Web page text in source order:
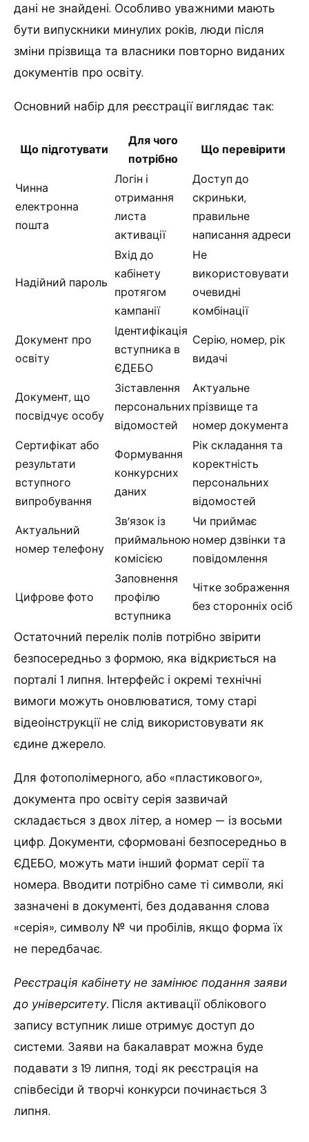
дані не знайдені. Особливо уважними мають
бути випускники минулих років, люди після
зміни прізвища та власники повторно виданих
документів про освіту.
Основний набір для реєстрації виглядає так:
Що підготувати
Для чого
потрібно
Що перевірити
Чинна
електронна
пошта
Логін і
отримання
листа
активації
Доступ до
скриньки,
правильне
написання адреси
Надійний пароль
Вхід до
кабінету
протягом
кампанії
Не
використовувати
очевидні
комбінації
Документ про
освіту
Ідентифікація
вступника в
ЄДЕБО
Серію, номер, рік
видачі
Документ, що
посвідчує особу
Зіставлення
персональних
відомостей
Актуальне
прізвище та
номер документа
Сертифікат або
результати
вступного
випробування
Формування
конкурсних
даних
Рік складання та
коректність
персональних
відомостей
Актуальний
номер телефону
Зв’язок із
приймальною
комісією
Чи приймає
номер дзвінки та
повідомлення
Цифрове фото
Заповнення
профілю
вступника
Чітке зображення
без сторонніх осіб
Остаточний перелік полів потрібно звірити
безпосередньо з формою, яка відкриється на
порталі 1 липня. Інтерфейс і окремі технічні
вимоги можуть оновлюватися, тому старі
відеоінструкції не слід використовувати як
єдине джерело.
Для фотополімерного, або «пластикового»,
документа про освіту серія зазвичай
складається з двох літер, а номер — із восьми
цифр. Документи, сформовані безпосередньо в
ЄДЕБО, можуть мати інший формат серії та
номера. Вводити потрібно саме ті символи, які
зазначені в документі, без додавання слова
«серія», символу № чи пробілів, якщо форма їх
не передбачає.
Реєстрація кабінету не замінює подання заяви
до університету. Після активації облікового
запису вступник лише отримує доступ до
системи. Заяви на бакалаврат можна буде
подавати з 19 липня, тоді як реєстрація на
співбесіди й творчі конкурси починається 3
липня.